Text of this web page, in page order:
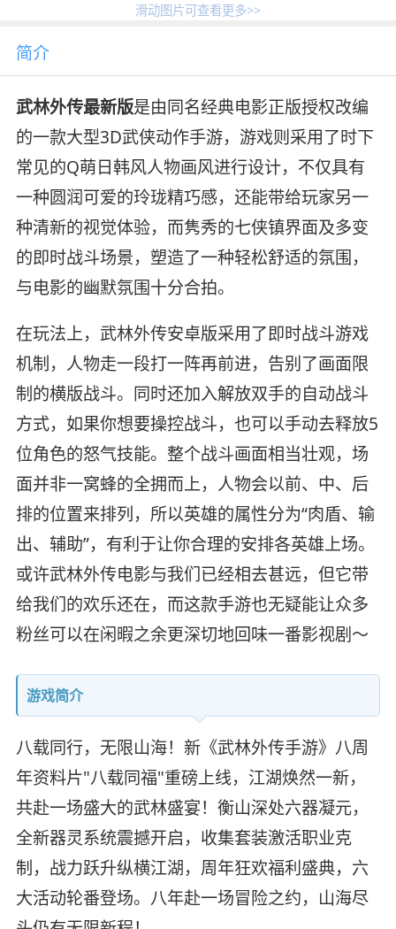
滑动图片可查看更多>>
简介
武林外传最新版是由同名经典电影正版授权改编
的一款大型3D武侠动作手游，游戏则采用了时下
常见的Q萌日韩风人物画风进行设计，不仅具有
一种圆润可爱的玲珑精巧感，还能带给玩家另一
种清新的视觉体验，而隽秀的七侠镇界面及多变
的即时战斗场景，塑造了一种轻松舒适的氛围，
与电影的幽默氛围十分合拍。
在玩法上，武林外传安卓版采用了即时战斗游戏
机制，人物走一段打一阵再前进，告别了画面限
制的横版战斗。同时还加入解放双手的自动战斗
方式，如果你想要操控战斗，也可以手动去释放5
位角色的怒气技能。整个战斗画面相当壮观，场
面并非一窝蜂的全拥而上，人物会以前、中、后
排的位置来排列，所以英雄的属性分为“肉盾、输
出、辅助”，有利于让你合理的安排各英雄上场。
或许武林外传电影与我们已经相去甚远，但它带
给我们的欢乐还在，而这款手游也无疑能让众多
粉丝可以在闲暇之余更深切地回味一番影视剧～
游戏简介
八载同行，无限山海！新《武林外传手游》八周
年资料片"八载同福"重磅上线，江湖焕然一新，
共赴一场盛大的武林盛宴！衡山深处六器凝元，
全新器灵系统震撼开启，收集套装激活职业克
制，战力跃升纵横江湖，周年狂欢福利盛典，六
大活动轮番登场。八年赴一场冒险之约，山海尽